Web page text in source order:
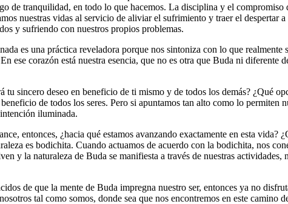
de tranquilidad, en todo lo que hacemos. La disciplina y el compromiso
nuestras vidas al servicio de aliviar el sufrimiento y traer el despertar a
y sufriendo con nuestros propios problemas.
es una práctica reveladora porque nos sintoniza con lo que realmente
corazón está nuestra esencia, que no es otra que Buda ni diferente
sincero deseo en beneficio de ti mismo y de todos los demás? ¿Qué
de todos los seres. Pero si apuntamos tan alto como lo permiten
iluminada.
entonces, ¿hacia qué estamos avanzando exactamente en esta vida?
es bodichita. Cuando actuamos de acuerdo con la bodichita, nos
y la naturaleza de Buda se manifiesta a través de nuestras actividades,
de que la mente de Buda impregna nuestro ser, entonces ya no
tal como somos, donde sea que nos encontremos en este camino